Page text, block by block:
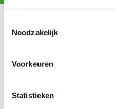
Noodzakelijk
Voorkeuren
Statistieken
Kundendienst
Zahlung
Widerrufsbelehrung
Datenschutzerklärung
Kundeninformation